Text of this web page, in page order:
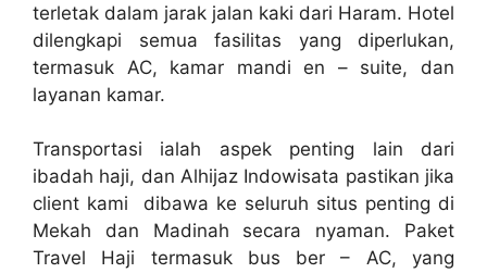
terletak dalam jarak jalan kaki dari Haram. Hotel
dilengkapi semua fasilitas yang diperlukan,
termasuk AC, kamar mandi en – suite, dan
layanan kamar.
Transportasi ialah aspek penting lain dari
ibadah haji, dan Alhijaz Indowisata pastikan jika
client kami dibawa ke seluruh situs penting di
Mekah dan Madinah secara nyaman. Paket
Travel Haji termasuk bus ber – AC, yang